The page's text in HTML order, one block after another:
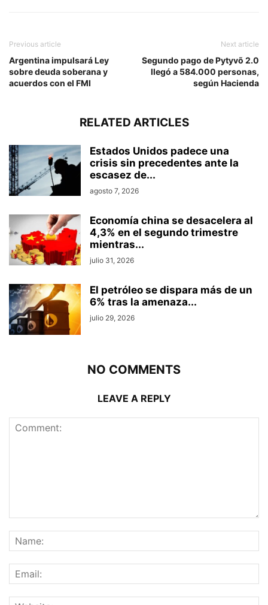
Previous article
Argentina impulsará Ley
sobre deuda soberana y
acuerdos con el FMI
Next article
Segundo pago de Pytyvõ 2.0
llegó a 584.000 personas,
según Hacienda
RELATED ARTICLES
Estados Unidos padece una
crisis sin precedentes ante la
escasez de...
agosto 7, 2026
Economía china se desacelera al
4,3% en el segundo trimestre
mientras...
julio 31, 2026
El petróleo se dispara más de un
6% tras la amenaza...
julio 29, 2026
NO COMMENTS
LEAVE A REPLY